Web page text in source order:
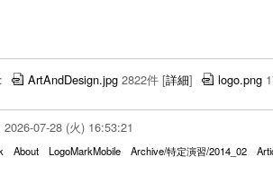
ArtAndDesign.jpg 2822件 [詳細] logo.png
07-28 (火) 16:53:21
About LogoMarkMobile Archive/特定演習/2014_02